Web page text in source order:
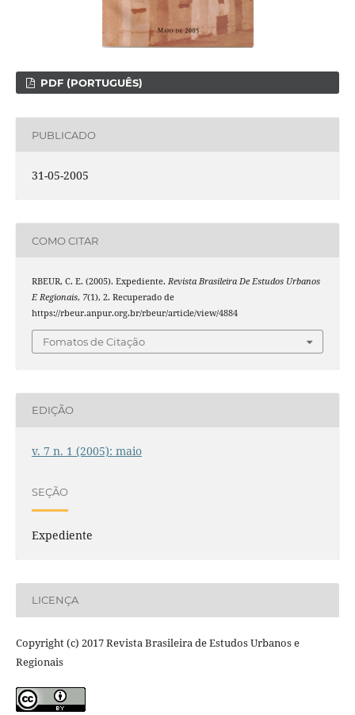
PDF (PORTUGUÊS)
PUBLICADO
31-05-2005
COMO CITAR
RBEUR, C. E. (2005). Expediente. Revista Brasileira De Estudos Urbanos
E Regionais, 7(1), 2. Recuperado de
https://rbeur.anpur.org.br/rbeur/article/view/4884
Fomatos de Citação
EDIÇÃO
v. 7 n. 1 (2005): maio
SEÇÃO
Expediente
LICENÇA
Copyright (c) 2017 Revista Brasileira de Estudos Urbanos e
Regionais